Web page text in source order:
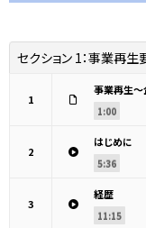
セクション 1：事業再
1
事業再生～
1:00
2
はじめに
5:36
3
経歴
11:15